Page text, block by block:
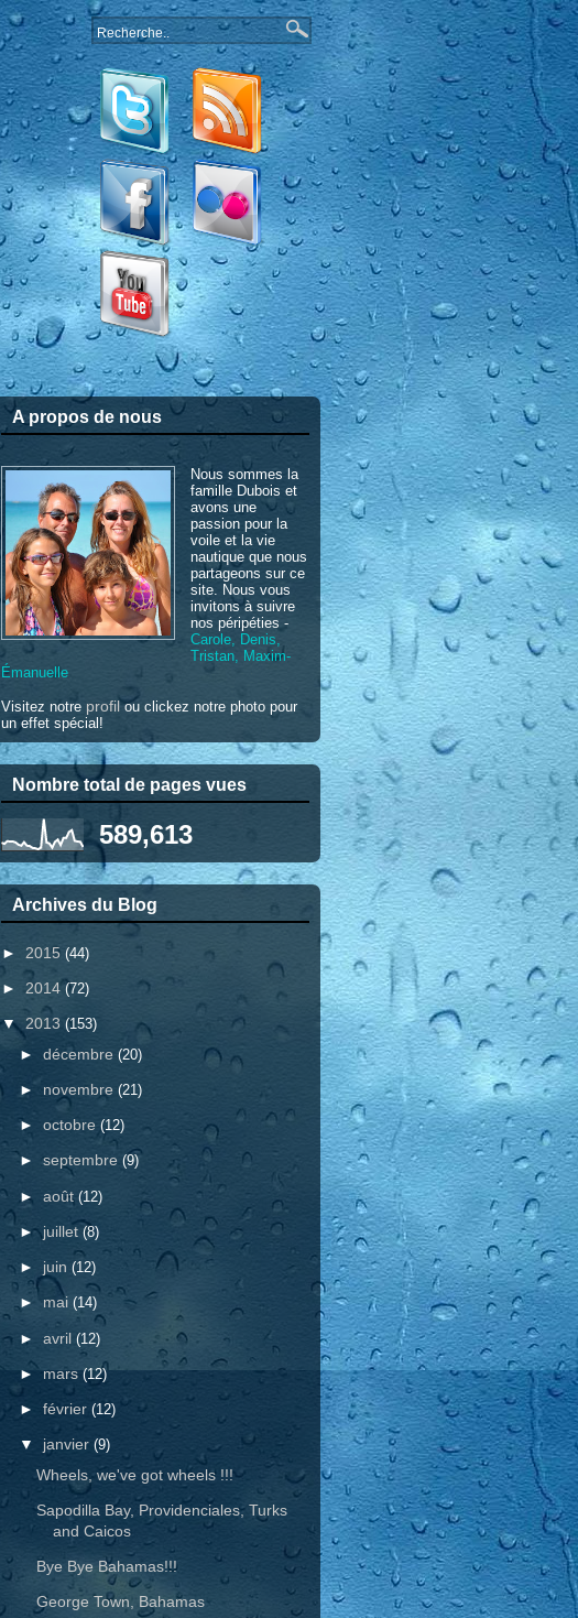
A propos de nous
Nous sommes la
famille Dubois et
avons une
passion pour la
voile et la vie
nautique que nous
partageons sur ce
site. Nous vous
invitons à suivre
nos péripéties -
Carole, Denis,
Tristan, Maxim-
Émanuelle
Visitez notre profilou clickez notre photo pour
un effet spécial!
Nombre total de pages vues
589,613
Archives du Blog
► 2015 (44)
► 2014 (72)
▼ 2013 (153)
► décembre (20)
► novembre (21)
► octobre (12)
► septembre (9)
► août (12)
►juillet (8)
► juin (12)
► mai (14)
► avril (12)
►mars(12)
► février (12)
▼ janvier (9)
Wheels, we've got wheels !!!
Sapodilla Bay, Providenciales, Turks
and Caicos
Bye Bye Bahamas!!!
George Town, Bahamas